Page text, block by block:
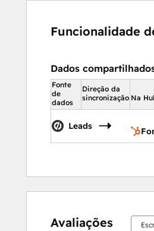
Funcionalidade
Dados
Fonte
de
dados
Direção da
sincronização Na
Leads
Avaliações